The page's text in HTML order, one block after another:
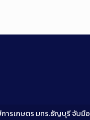
ารเกษตร มทร.ธัญบุรี จับมือ